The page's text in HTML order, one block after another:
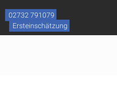
content
02732 791079
Ersteinschätzung